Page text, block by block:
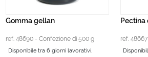
Gomma gellan
ref. 48690 - Confezione di 500 g
Disponibile tra 6 giorni lavorativi.
Pectina
ref.